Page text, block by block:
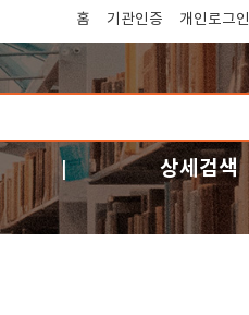
홈 기관인증 개인로그인
상세검색